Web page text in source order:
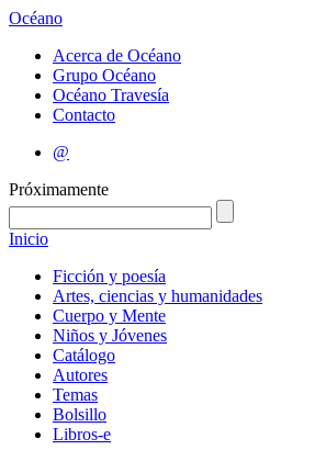
Océano
Acerca de Océano
Grupo Océano
Océano Travesía
Contacto
@
Próximamente
Inicio
Ficción y poesía
Artes, ciencias y humanidades
Cuerpo y Mente
Niños y Jóvenes
Catálogo
Autores
Temas
Bolsillo
Libros-e